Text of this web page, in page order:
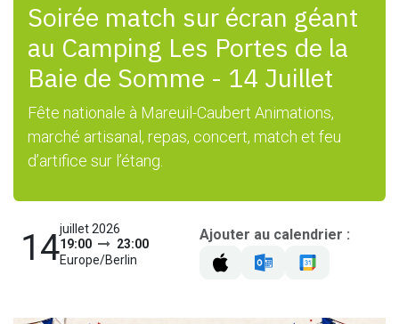
Soirée match sur écran géant
au Camping Les Portes de la
Baie de Somme - 14 Juillet
Fête nationale à Mareuil-Caubert Animations,
marché artisanal, repas, concert, match et feu
d’artifice sur l’étang.
14juillet 2026
19:00
23:00
Europe/Berlin
Ajouter au calendrier :